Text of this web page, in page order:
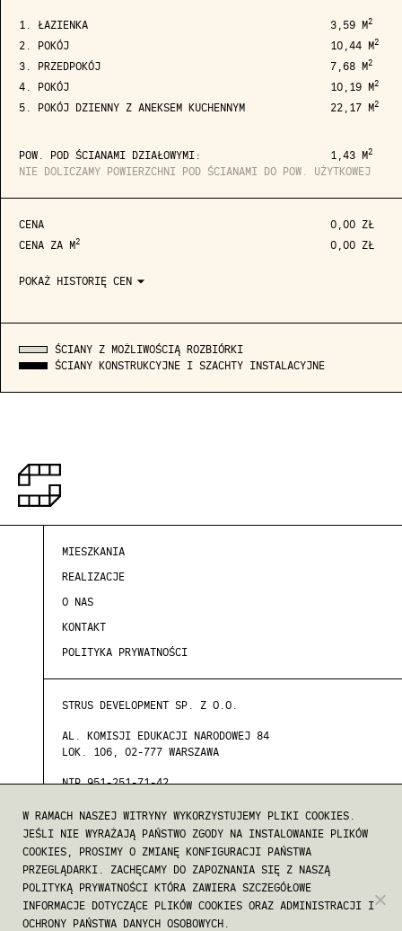
1. ŁAZIENKA 3,59 M2
2. POKÓJ 10,44 M2
3. PRZEDPOKÓJ 7,68 M2
4. POKÓJ 10,19 M2
5. POKÓJ DZIENNY Z ANEKSEM KUCHENNYM 22,17 M2
POW. POD ŚCIANAMI DZIAŁOWYMI: 1,43 M2
NIE DOLICZAMY POWIERZCHNI POD ŚCIANAMI DO POW. UŻYTKOWEJ
CENA
0,00 ZŁ
CENA ZA M2 0,00 ZŁ
POKAŻ HISTORIĘ CEN arrow_drop_down
ŚCIANY Z MOŻLIWOŚCIĄ ROZBIÓRKI
ŚCIANY KONSTRUKCYJNE I SZACHTY INSTALACYJNE
MIESZKANIA
REALIZACJE
O NAS
KONTAKT
POLITYKA PRYWATNOŚCI
STRUS DEVELOPMENT SP. Z O.O.
AL. KOMISJI EDUKACJI NARODOWEJ 84
LOK. 106, 02-777 WARSZAWA
NIP 951-251-71-42
REGON 388571822
KRS 0000891700
COPYRIGHT © STRUS SP. Z O.O.
WSZYSTKIE PRAWA ZASTRZEŻONE
W RAMACH NASZEJ WITRYNY WYKORZYSTUJEMY PLIKI COOKIES.
JEŚLI NIE WYRAŻAJĄ PAŃSTWO ZGODY NA INSTALOWANIE PLIKÓW
COOKIES, PROSIMY O ZMIANĘ KONFIGURACJI PAŃSTWA
PRZEGLĄDARKI. ZACHĘCAMY DO ZAPOZNANIA SIĘ Z NASZĄ
POLITYKĄ PRYWATNOŚCI KTÓRA ZAWIERA SZCZEGÓŁOWE
INFORMACJE DOTYCZĄCE PLIKÓW COOKIES ORAZ ADMINISTRACJI I
OCHRONY PAŃSTWA DANYCH OSOBOWYCH.